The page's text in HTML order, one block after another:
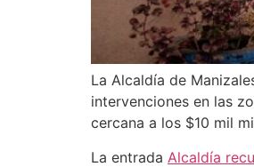
La Alcaldía de
intervenciones en las
cercana a los $10 mil
La entrada Alcaldía